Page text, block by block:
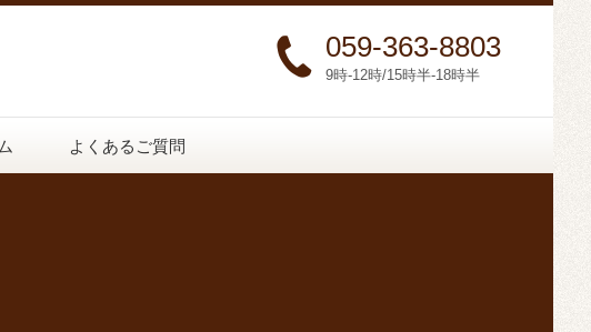
059-363-8803
9時-12時/15時半-18時半
よくあるご質問